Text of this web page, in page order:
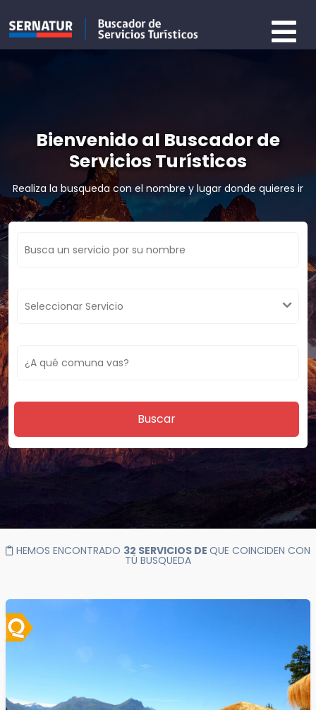
Bienvenido al Buscador de
Servicios Turísticos
Realiza la busqueda con el nombre y lugar donde quieres ir
Buscar
HEMOS ENCONTRADO 32 SERVICIOS DE QUE COINCIDEN CON
TÚ BUSQUEDA